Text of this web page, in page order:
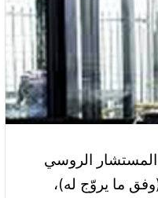
المستشار الروسي
ما يروّج له)،